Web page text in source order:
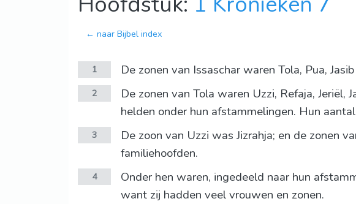
← naar Bijbel index
1 De zonen van Issaschar waren Tola, Pua,
2
De zonen van Tola waren Uzzi, Refaja, Jeriël,
helden onder hun afstammelingen. Hun
3
De zoon van Uzzi was Jizrahja; en de zonen
familiehoofden.
4
Onder hen waren, ingedeeld naar hun
want zij hadden veel vrouwen en zonen.